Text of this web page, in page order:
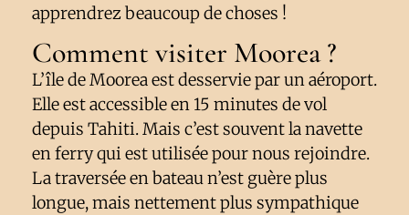
apprendrez beaucoup de choses !
Comment visiter Moorea ?
L’île de Moorea est desservie par un aéroport.
Elle est accessible en 15 minutes de vol
depuis Tahiti. Mais c’est souvent la navette
en ferry qui est utilisée pour nous rejoindre.
La traversée en bateau n’est guère plus
longue, mais nettement plus sympathique